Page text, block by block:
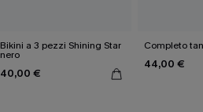
Bikini a 3 pezzi Shining Star
nero
40,00 €
Completo
44,00 €